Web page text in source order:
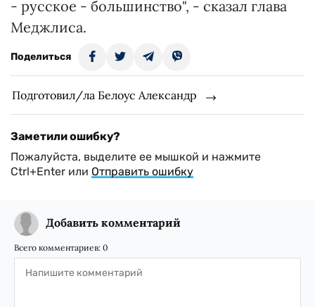
- русское - большинство", - сказал глава
Меджлиса.
Поделиться
Подготовил/ла Белоус Александр
Заметили ошибку?
Пожалуйста, выделите ее мышкой и нажмите
Ctrl+Enter или Отправить ошибку
Добавить комментарий
Всего комментариев: 0